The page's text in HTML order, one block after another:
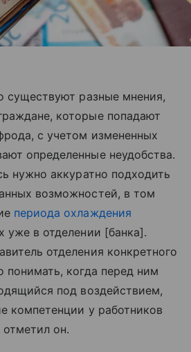
существуют разные мнения,
которые попадают
с учетом измененных
определенные неудобства.
нужно аккуратно подходить
возможностей, в том
периода охлаждения
уже в отделении [банка].
отделения конкретного
понимать, когда перед ним
под воздействием,
компетенции у работников
он.